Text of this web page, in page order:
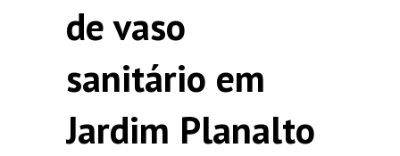
de vaso
sanitário em
Jardim Planalto